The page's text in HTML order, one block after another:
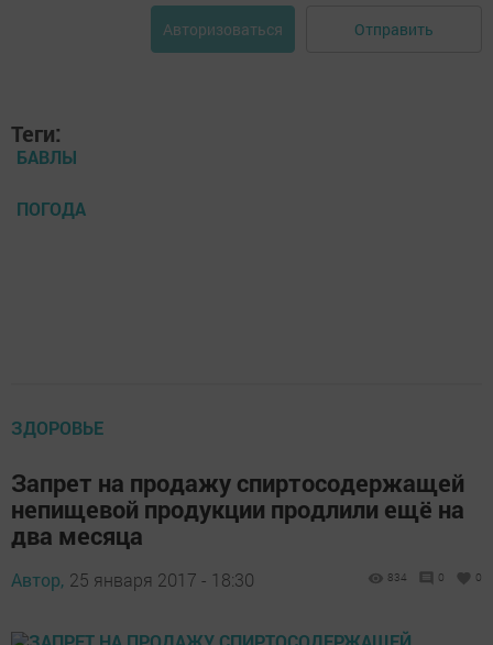
Авторизоваться Отправить
Теги:
БАВЛЫ
ПОГОДА
ЗДОРОВЬЕ
Запрет на продажу спиртосодержащей
непищевой продукции продлили ещё на
два месяца
Автор, 25 января 2017 - 18:30 834 0 0